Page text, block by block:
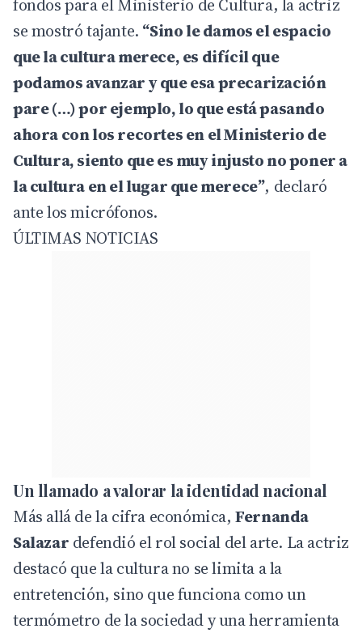
fondos para el Ministerio de Cultura, la actriz
se mostró tajante. “Sino le damos el espacio
que la cultura merece, es difícil que
podamos avanzar y que esa precarización
pare (…) por ejemplo, lo que está pasando
ahora con los recortes en el Ministerio de
Cultura, siento que es muy injusto no poner a
la cultura en el lugar que merece”, declaró
ante los micrófonos.
ÚLTIMAS NOTICIAS
Un llamado a valorar la identidad nacional
Más allá de la cifra económica,Fernanda
Salazar defendió el rol social del arte. La actriz
destacó que la cultura no se limita a la
entretención, sino que funciona como un
termómetro de la sociedad y una herramienta